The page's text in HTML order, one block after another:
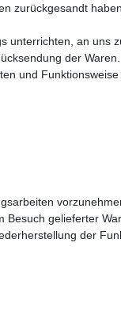
zurückgesandt
unterrichten, an uns
der Waren.
und
Besuch gelieferter
der